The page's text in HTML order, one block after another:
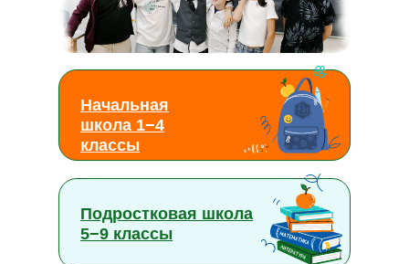
Подростковая школа
5−9 классы
Начальная
школа 1−4
классы